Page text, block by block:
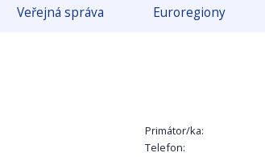
Veřejná správa Euroregiony
Primátor/ka:
Telefon: